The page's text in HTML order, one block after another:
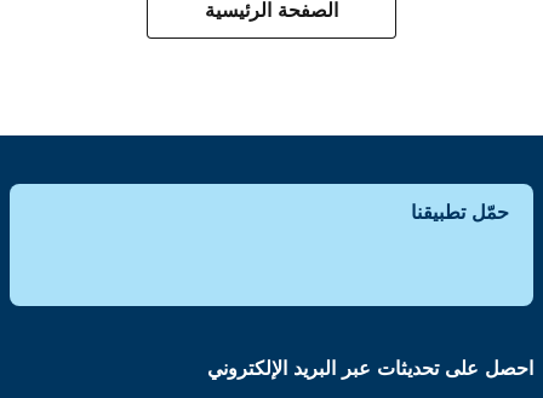
الصفحة الرئيسية
حمّل تطبيقنا
احصل على تحديثات عبر البريد الإلكتروني